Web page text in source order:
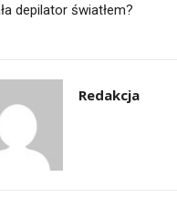
depilator światłem?
Redakcja